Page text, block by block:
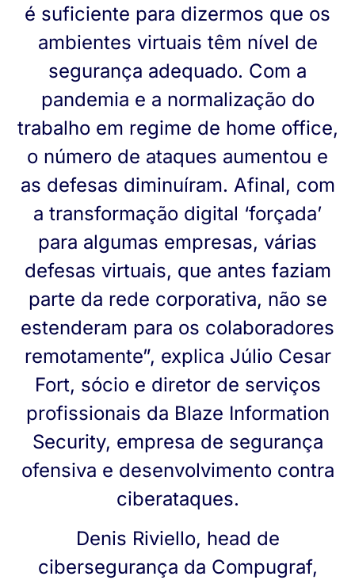
é suficiente para dizermos que os
ambientes virtuais têm nível de
segurança adequado. Com a
pandemia e a normalização do
trabalho em regime de home office,
o número de ataques aumentou e
as defesas diminuíram. Afinal, com
a transformação digital ‘forçada’
para algumas empresas, várias
defesas virtuais, que antes faziam
parte da rede corporativa, não se
estenderam para os colaboradores
remotamente”, explica Júlio Cesar
Fort, sócio e diretor de serviços
profissionais da Blaze Information
Security, empresa de segurança
ofensiva e desenvolvimento contra
ciberataques.
Denis Riviello, head de
cibersegurança da Compugraf,